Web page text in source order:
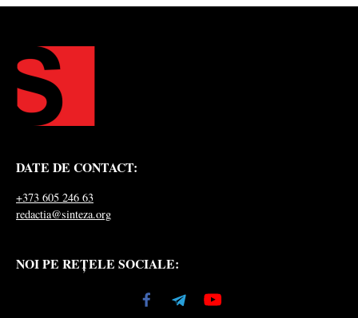
DATE DE CONTACT:
+373 605 246 63
redactia@sinteza.org
NOI PE REȚELE SOCIALE: